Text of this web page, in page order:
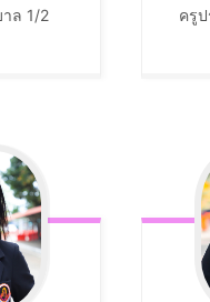
ล 1/2 ครู